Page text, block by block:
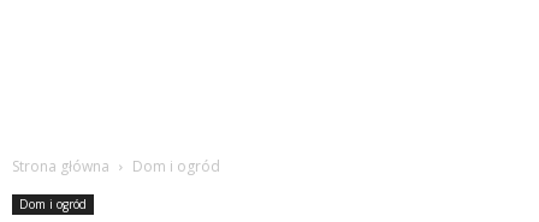
Strona główna Dom i ogród
Dom i ogród